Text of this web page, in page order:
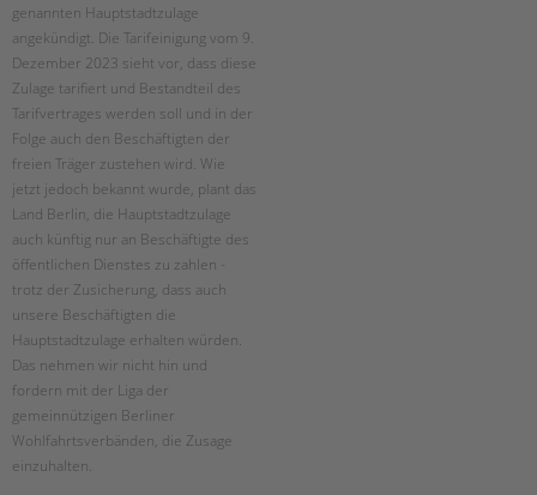
genannten Hauptstadtzulage
angekündigt. Die Tarifeinigung vom 9.
Dezember 2023 sieht vor, dass diese
Zulage tarifiert und Bestandteil des
Tarifvertrages werden soll und in der
Folge auch den Beschäftigten der
freien Träger zustehen wird. Wie
jetzt jedoch bekannt wurde, plant das
Land Berlin, die Hauptstadtzulage
auch künftig nur an Beschäftigte des
öffentlichen Dienstes zu zahlen -
trotz der Zusicherung, dass auch
unsere Beschäftigten die
Hauptstadtzulage erhalten würden.
Das nehmen wir nicht hin und
fordern mit der Liga der
gemeinnützigen Berliner
Wohlfahrtsverbänden, die Zusage
einzuhalten.